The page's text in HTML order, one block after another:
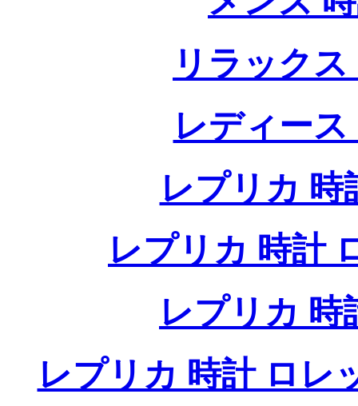
リラック
レディー
レプリカ 時
レプリカ 時計
レプリカ 時
レプリカ 時計 ロレ